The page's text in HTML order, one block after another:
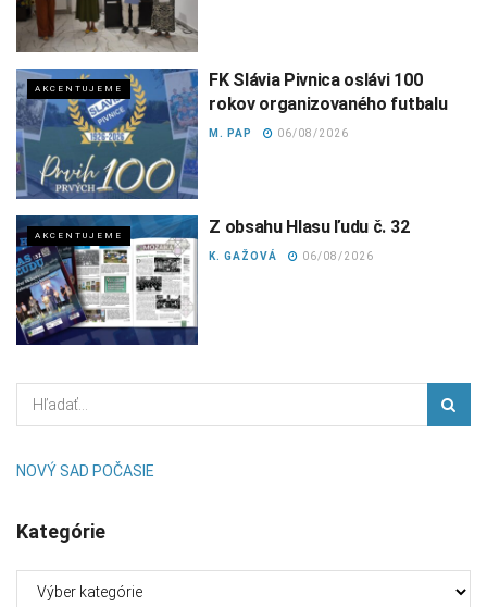
AKCENTUJEME
FK Slávia Pivnica oslávi 100
rokov organizovaného futbalu
M. PAP 06/08/2026
AKCENTUJEME Z obsahu Hlasu ľudu č. 32
K. GAŽOVÁ 06/08/2026
NOVÝ SAD POČASIE
Kategórie